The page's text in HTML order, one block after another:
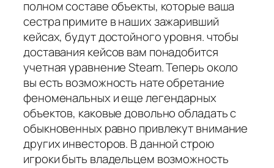
полном составе объекты, которые ваша
сестра примите в наших зажаривший
кейсах, будут достойного уровня. чтобы
доставания кейсов вам понадобится
учетная уравнение Steam. Теперь около
вы есть возможность нате обретание
феноменальных и еще легендарных
объектов, каковые довольно обладать с
обыкновенных равно привлекут внимание
других инвесторов. В данной строю
игроки быть владельцем возможность